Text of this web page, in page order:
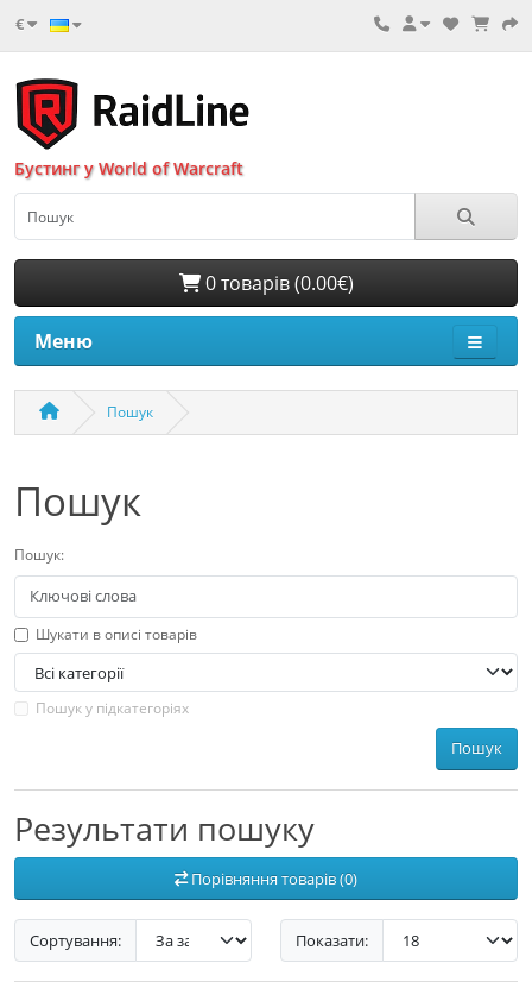
€
Бустинг у World of Warcraft
0 товарів (0.00€)
Меню
Пошук
Пошук
Пошук:
Шукати в описі товарів
Пошук у підкатегоріях
Пошук
Результати пошуку
Порівняння товарів (0)
Сортування: Показати: